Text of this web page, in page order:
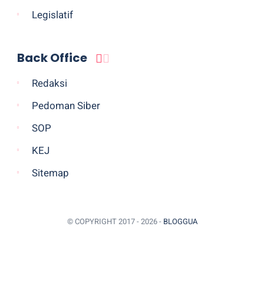
Legislatif
Back Office
Redaksi
Pedoman Siber
SOP
KEJ
Sitemap
© COPYRIGHT 2017 - 2026 - BLOGGUA